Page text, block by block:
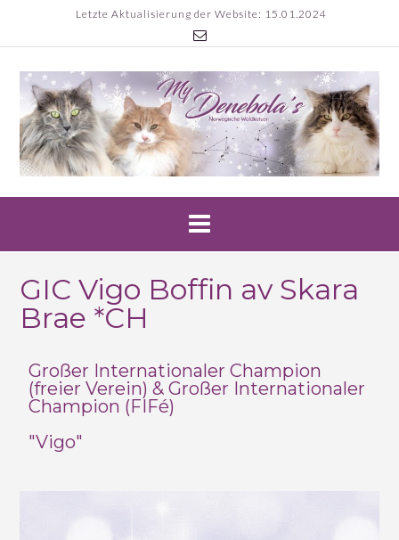
Letzte Aktualisierung der Website: 15.01.2024
GIC Vigo Boffin av Skara
Brae *CH
Großer Internationaler Champion
(freier Verein) & Großer Internationaler
Champion (FIFé)
"Vigo"